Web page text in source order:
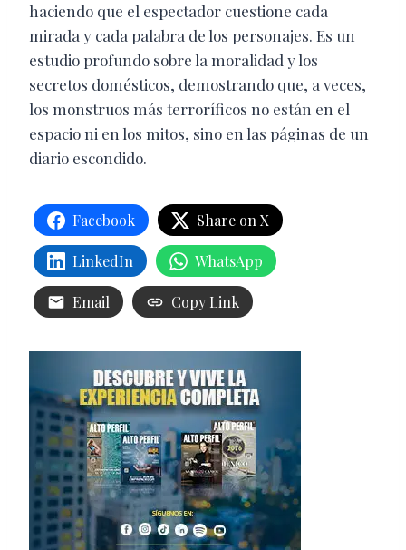
haciendo que el espectador cuestione cada
mirada y cada palabra de los personajes. Es un
estudio profundo sobre la moralidad y los
secretos domésticos, demostrando que, a veces,
los monstruos más terroríficos no están en el
espacio ni en los mitos, sino en las páginas de un
diario escondido.
Facebook Share on X
LinkedIn WhatsApp
Email Copy Link